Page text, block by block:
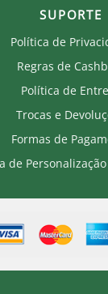
SUPORTE
Política de
Regras de
Política de
Trocas e
Formas de
de